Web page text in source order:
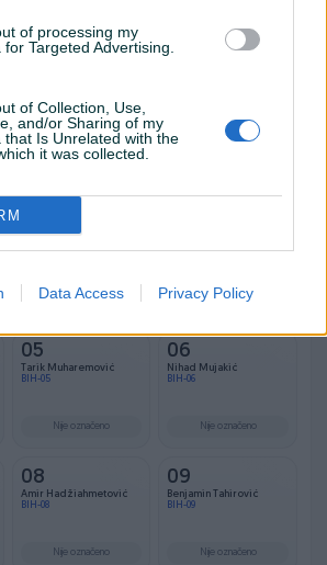
of processing my
Targeted Advertising.
of Collection, Use,
and/or Sharing of my
that Is Unrelated with the
it was collected.
Data Access Privacy Policy
Resetuj državu
BIH-02
Nije označeno
BIH-03
Nije označeno
05
Tarik Muharemović
BIH-05
Nije označeno
06
Nihad Mujakić
BIH-06
Nije označeno
08
Amir Hadžiahmetović
BIH-08
Nije označeno
09
Benjamin Tahirović
BIH-09
Nije označeno